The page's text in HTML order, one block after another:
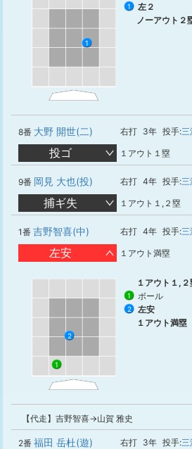
1
1
左２
ノーアウト２
8番 大野 開世(二) 右打 3年 投手:三
投ゴ １アウト１塁
9番 岡見 大也(投) 右打 4年 投手:三
捕ギ失 １アウト１,２塁
1番 吉野智喜(中) 右打 4年 投手:三
左安 １アウト満塁
1
2
１アウト１,２
1 ボール
2
左安
１アウト満塁
【代走】吉野智喜→山賀 雅史
2番 福田 岳杜(遊) 右打 3年 投手:三